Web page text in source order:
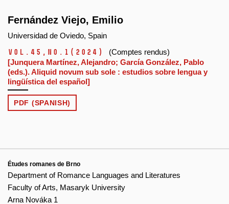
Fernández Viejo, Emilio
Universidad de Oviedo, Spain
Vol.45, No.1 (2024)
(Comptes rendus)
[Junquera Martínez, Alejandro; García González, Pablo
(eds.). Aliquid novum sub sole : estudios sobre lengua y
lingüística del español]
PDF (SPANISH)
Études romanes de Brno
Department of Romance Languages and Literatures
Faculty of Arts, Masaryk University
Arna Nováka 1